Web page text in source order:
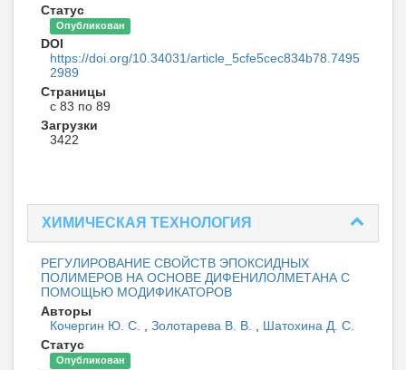
Статус
Опубликован
DOI
https://doi.org/10.34031/article_5cfe5cec834b78.7495
2989
Страницы
с 83 по 89
Загрузки
3422
ХИМИЧЕСКАЯ ТЕХНОЛОГИЯ
РЕГУЛИРОВАНИЕ СВОЙСТВ ЭПОКСИДНЫХ
ПОЛИМЕРОВ НА ОСНОВЕ ДИФЕНИЛОЛМЕТАНА С
ПОМОЩЬЮ МОДИФИКАТОРОВ
Авторы
Кочергин Ю. С. , Золотарева В. В. , Шатохина Д. С.
Статус
Опубликован